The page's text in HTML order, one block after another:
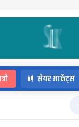
सेयर मार्केट्स